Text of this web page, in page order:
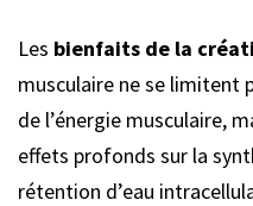
Les bienfaits de la
musculaire ne se limitent
de l’énergie musculaire,
effets profonds sur la
rétention d’eau